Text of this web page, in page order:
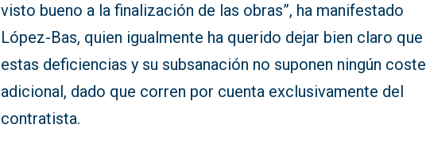
visto bueno a la finalización de las obras”, ha manifestado
López-Bas, quien igualmente ha querido dejar bien claro que
estas deficiencias y su subsanación no suponen ningún coste
adicional, dado que corren por cuenta exclusivamente del
contratista.